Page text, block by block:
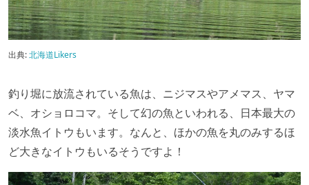
出典:北海道Likers
釣り堀に放流されている魚は、ニジマスやアメマス、ヤマ
ベ、オショロコマ。そして幻の魚といわれる、日本最大の
淡水魚イトウもいます。なんと、ほかの魚を丸のみするほ
ど大きなイトウもいるそうですよ！